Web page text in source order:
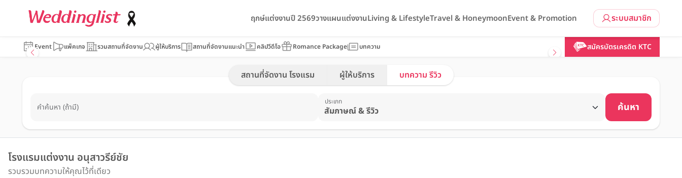
ระบบสมาชิก
ฤกษ์แต่งงานปี 2569วางแผนแต่งงานLiving & LifestyleTravel & HoneymoonEvent & Promotion
Event แพ็คเกจ รวมสถานที่จัดงาน ผู้ให้บริการ สถานที่จัดงานแนะนำ คลิปวีดีโอ Romance Package บทความ สมัครบัตรเครดิต KTC
สถานที่จัดงาน โรงแรม ผู้ให้บริการ บทความ รีวิว
คำค้นหา (ถ้ามี)
ประเภท ค้นหา
โรงแรมแต่งงาน อนุสาวรีย์ชัย
รวบรวมบทความให้คุณไว้ที่เดียว